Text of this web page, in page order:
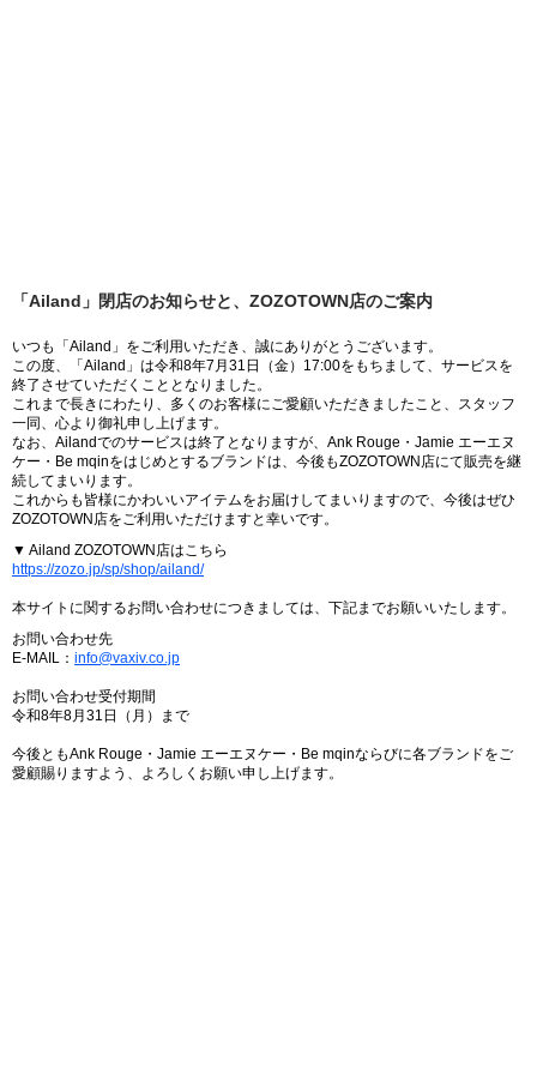
「Ailand」閉店のお知らせと、ZOZOTOWN店のご案内
いつも「Ailand」をご利用いただき、誠にありがとうございます。
この度、「Ailand」は令和8年7月31日（金）17:00をもちまして、サービスを
終了させていただくこととなりました。
これまで長きにわたり、多くのお客様にご愛顧いただきましたこと、スタッフ
一同、心より御礼申し上げます。
なお、Ailandでのサービスは終了となりますが、Ank Rouge・Jamie エーエヌ
ケー・Be mqinをはじめとするブランドは、今後もZOZOTOWN店にて販売を継
続してまいります。
これからも皆様にかわいいアイテムをお届けしてまいりますので、今後はぜひ
ZOZOTOWN店をご利用いただけますと幸いです。
▼ Ailand ZOZOTOWN店はこちら
https://zozo.jp/sp/shop/ailand/
本サイトに関するお問い合わせにつきましては、下記までお願いいたします。
お問い合わせ先
E-MAIL： info@vaxiv.co.jp
お問い合わせ受付期間
令和8年8月31日（月）まで
今後ともAnk Rouge・Jamie エーエヌケー・Be mqinならびに各ブランドをご
愛顧賜りますよう、よろしくお願い申し上げます。